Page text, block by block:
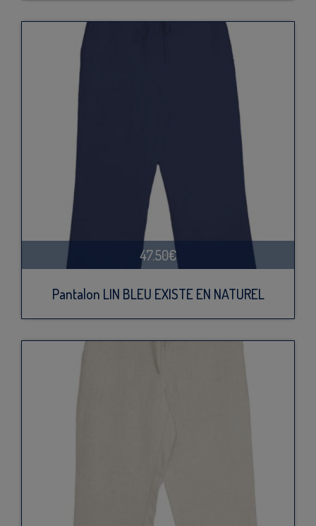
47.50€
Pantalon LIN BLEU EXISTE EN NATUREL